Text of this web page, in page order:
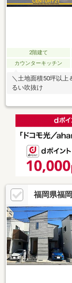
2階建て
カウンターキッチン
＼土地面積50坪以上
るい吹抜け
福岡県福